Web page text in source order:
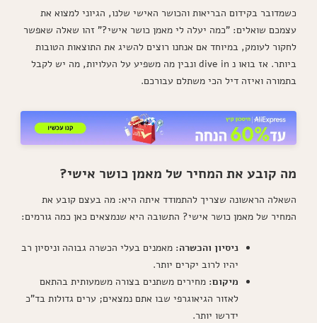
כשמדובר בקידום הבריאות והכושר האישי שלנו, הגיוני למצוא את
עצמכם שואלים: "כמה יעלה לי מאמן כושר אישי?" זהו שאלה שאפשר
לחקור לעומק, במיוחד אם אנחנו רוצים להשיג את התוצאות הטובות
ביותר. אז בואו נ dive in ונבין מה משפיע על העלויות, מה יש לקבל
בתמורה ואיזה דיל הכי משתלם עבורכם.
מה קובע את המחיר של מאמן כושר אישי?
השאלה הראשונה שצריך להתמודד איתה היא: מה בעצם קובע את
המחיר של מאמן כושר אישי? התשובה היא שנמצאים כאן כמה גורמים:
ניסיון והכשרה: מאמנים בעלי הכשרה גבוהה וניסיון רב
יהיו לרוב יקרים יותר.
מיקום: מחירים משתנים בצורה משמעותית בהתאם
לאזור הגיאוגרפי שבו אתם נמצאים; ערים גדולות בד"כ
ידרשו יותר.